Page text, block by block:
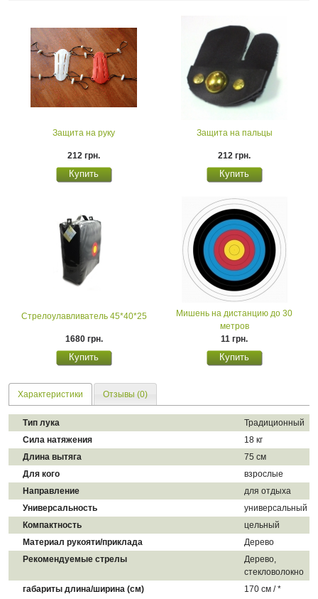
Защита на руку
212 грн.
Защита на пальцы
212 грн.
Стрелоулавливатель 45*40*25
1680 грн.
Мишень на дистанцию до 30
метров
11 грн.
Характеристики Отзывы (0)
Тип лука
Традиционный
Сила натяжения
18 кг
Длина вытяга
75 см
Для кого
взрослые
Направление
для отдыха
Универсальность
универсальный
Компактность
цельный
Материал рукояти/приклада
Дерево
Рекомендуемые стрелы
Дерево,
стекловолокно
габариты длина/ширина (см)
170 см / *